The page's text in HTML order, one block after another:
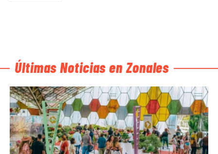
Últimas Noticias en Zonales